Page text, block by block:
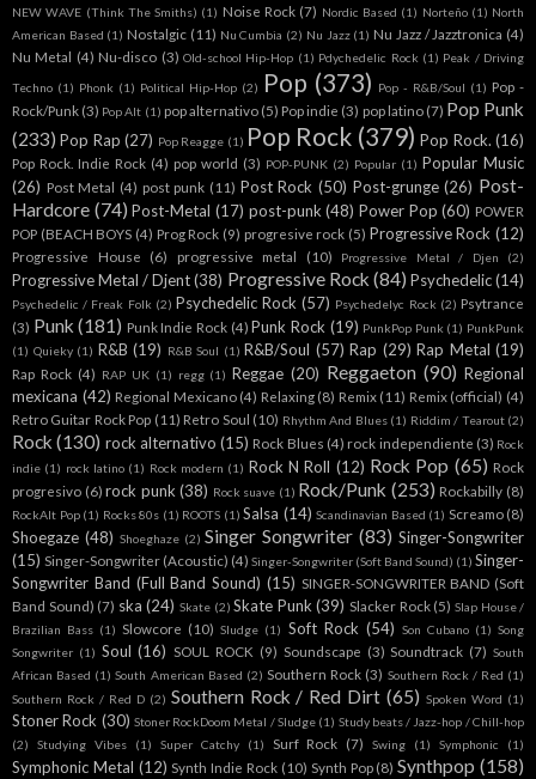
NEW WAVE (Think The Smiths) (1) Noise Rock (7) Nordic Based (1) Norteño (1) North
American Based (1) Nostalgic (11) Nu Cumbia (2) Nu Jazz (1) Nu Jazz / Jazztronica (4)
Nu Metal (4) Nu-disco (3) Old-school Hip-Hop (1) Pdychedelic Rock (1) Peak / Driving
Techno (1) Phonk (1) Political Hip-Hop (2) Pop (373) Pop - R&B/Soul (1) Pop -
Rock/Punk (3) Pop Alt (1) pop alternativo (5) Pop indie (3) pop latino (7) Pop Punk
(233) Pop Rap (27) Pop Reagge (1) Pop Rock (379) Pop Rock. (16)
Pop Rock. Indie Rock (4) pop world (3) POP-PUNK (2) Popular (1) Popular Music
(26) Post Metal (4) post punk (11) Post Rock (50) Post-grunge (26) Post-
Hardcore (74) Post-Metal (17) post-punk (48) Power Pop (60) POWER
POP (BEACH BOYS (4) Prog Rock (9) progresive rock (5) Progressive Rock (12)
Progressive House (6) progressive metal (10) Progressive Metal / Djen (2)
Progressive Metal / Djent (38) Progressive Rock (84) Psychedelic(14)
Psychedelic / Freak Folk (2) Psychedelic Rock (57) Psychedelyc Rock (2) Psytrance
(3) Punk (181) Punk Indie Rock (4) Punk Rock (19) PunkPop Punk (1) PunkPunk
(1) Quieky (1) R&B (19) R&B Soul (1) R&B/Soul (57) Rap (29) Rap Metal (19)
Rap Rock (4) RAP UK (1) regg (1) Reggae (20) Reggaeton (90) Regional
mexicana (42) Regional Mexicano (4) Relaxing (8) Remix (11) Remix (official) (4)
Retro Guitar Rock Pop (11) Retro Soul (10) Rhythm And Blues (1) Riddim / Tearout (2)
Rock (130) rock alternativo (15) Rock Blues (4) rock independiente (3) Rock
indie (1) rock latino (1) Rock modern (1) Rock N Roll (12) Rock Pop (65) Rock
progresivo (6) rock punk (38) Rock suave (1) Rock/Punk (253) Rockabilly (8)
RockAlt Pop (1) Rocks 80s (1) ROOTS (1) Salsa (14) Scandinavian Based (1) Screamo (8)
Shoegaze (48) Shoeghaze (2) Singer Songwriter (83) Singer-Songwriter
(15) Singer-Songwriter (Acoustic) (4) Singer-Songwriter (Soft Band Sound) (1) Singer-
Songwriter Band (Full Band Sound) (15) SINGER-SONGWRITER BAND (Soft
Band Sound) (7) ska (24) Skate (2) Skate Punk (39) Slacker Rock (5) Slap House /
Brazilian Bass (1) Slowcore (10) Sludge (1) Soft Rock (54) Son Cubano (1) Song
Songwriter (1) Soul (16) SOUL ROCK (9) Soundscape (3) Soundtrack (7) South
African Based (1) South American Based (2) Southern Rock (3) Southern Rock / Red (1)
Southern Rock / Red D (2) Southern Rock / Red Dirt (65) Spoken Word (1)
Stoner Rock (30) Stoner RockDoom Metal / Sludge (1) Study beats / Jazz-hop / Chill-hop
(2)
Studying Vibes (1) Super Catchy (1) Surf Rock (7) Swing (1) Symphonic (1)
Symphonic Metal (12) Synth Indie Rock (10) Synth Pop (8) Synthpop (158)